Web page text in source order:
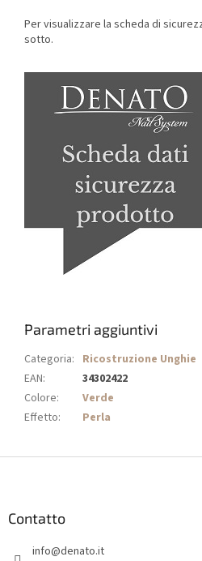
Per visualizzare la scheda di
sotto.
Parametri aggiuntivi
Categoria: Ricostruzione Unghie
EAN:
34302422
Colore:
Verde
Effetto: Perla
Contatto
info@denato.it